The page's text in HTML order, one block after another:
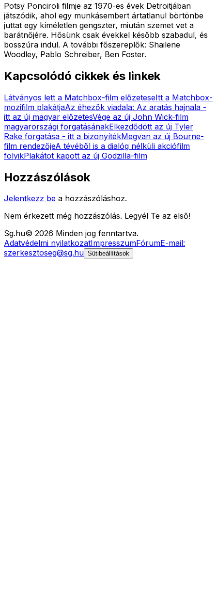
Potsy Ponciroli filmje az 1970-es évek Detroitjában
játszódik, ahol egy munkásembert ártatlanul börtönbe
juttat egy kíméletlen gengszter, miután szemet vet a
barátnőjére. Hősünk csak évekkel később szabadul, és
bosszúra indul. A további főszereplők: Shailene
Woodley, Pablo Schreiber, Ben Foster.
Kapcsolódó cikkek és linkek
Látványos lett a Matchbox-film előzeteseItt a Matchbox-
mozifilm plakátjaAz éhezők viadala: Az aratás hajnala -
itt az új magyar előzetesVége az új John Wick-film
magyarországi forgatásánakElkezdődött az új Tyler
Rake forgatása - itt a bizonyítékMegvan az új Bourne-
film rendezőjeA tévéből is a dialóg nélküli akciófilm
folyikPlakátot kapott az új Godzilla-film
Hozzászólások
Jelentkezz be a hozzászóláshoz.
Nem érkezett még hozzászólás. Legyél Te az első!
Sg.hu© 2026 Minden jog fenntartva.
Adatvédelmi nyilatkozatImpresszumFórumE-mail:
szerkesztoseg@sg.hu Sütibeállítások